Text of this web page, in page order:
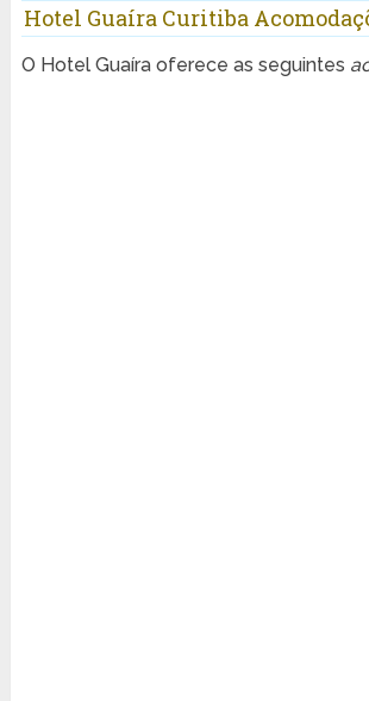
Hotel Guaíra Curitiba
O Hotel Guaíra oferece as seguintes